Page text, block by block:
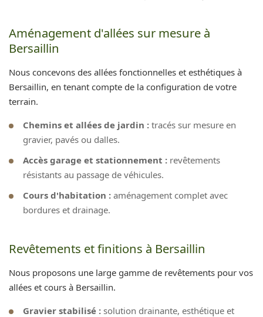
Aménagement d'allées sur mesure à
Bersaillin
Nous concevons des allées fonctionnelles et esthétiques à
Bersaillin, en tenant compte de la configuration de votre
terrain.
Chemins et allées de jardin : tracés sur mesure en
gravier, pavés ou dalles.
Accès garage et stationnement : revêtements
résistants au passage de véhicules.
Cours d'habitation : aménagement complet avec
bordures et drainage.
Revêtements et finitions à Bersaillin
Nous proposons une large gamme de revêtements pour vos
allées et cours à Bersaillin.
Gravier stabilisé : solution drainante, esthétique et